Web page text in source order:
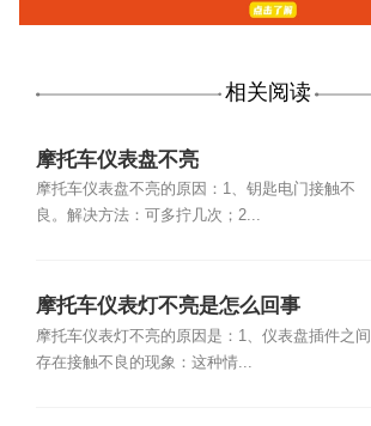
相关阅读
摩托车仪表盘不亮
摩托车仪表盘不亮的原因：1、钥匙电门接触不
良。解决方法：可多拧几次；2...
摩托车仪表灯不亮是怎么回事
摩托车仪表灯不亮的原因是：1、仪表盘插件之间
存在接触不良的现象：这种情...